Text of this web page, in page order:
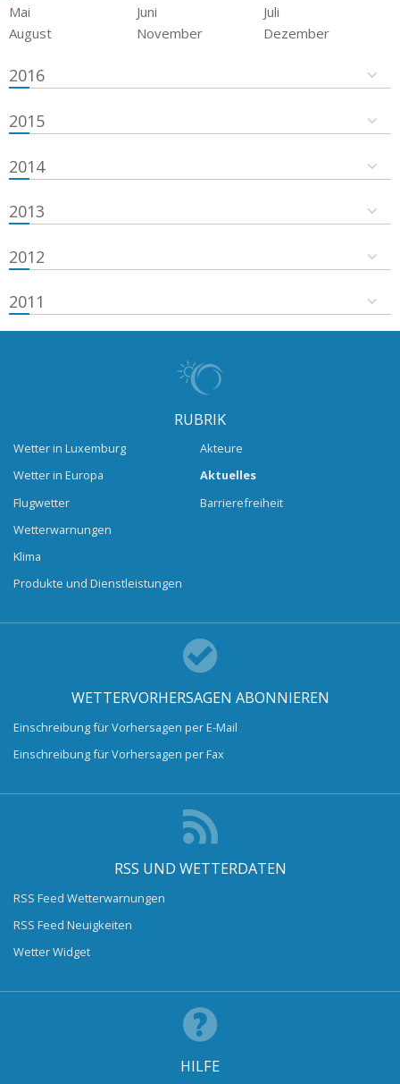
Mai
Juni
Juli
August
November Dezember
2016
2015
2014
2013
2012
2011
RUBRIK
Wetter in Luxemburg
Wetter in Europa
Flugwetter
Wetterwarnungen
Klima
Produkte und Dienstleistungen
Akteure
Aktuelles
Barrierefreiheit
WETTERVORHERSAGEN ABONNIEREN
Einschreibung für Vorhersagen per E-Mail
Einschreibung für Vorhersagen per Fax
RSS UND WETTERDATEN
RSS Feed Wetterwarnungen
RSS Feed Neuigkeiten
Wetter Widget
HILFE